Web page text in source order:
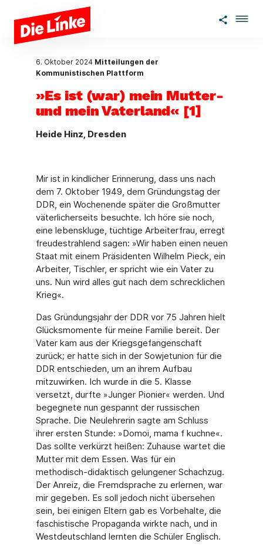
Zum Hauptinhalt springen
6. Oktober 2024 Mitteilungen der
Kommunistischen Plattform
»Es ist (war) mein Mutter-
und mein Vaterland« [1]
Heide Hinz, Dresden
Mir ist in kindlicher Erinnerung, dass uns nach
dem 7. Oktober 1949, dem Gründungs­tag der
DDR, ein Wochenende später die Großmutter
väterlicherseits besuchte. Ich höre sie noch,
eine lebenskluge, tüchtige Arbeiterfrau, erregt
freudestrahlend sagen: »Wir haben einen neuen
Staat mit einem Präsidenten Wilhelm Pieck, ein
Arbeiter, Tisch­ler, er spricht wie ein Vater zu
uns. Nun wird alles gut nach dem schrecklichen
Krieg«.
Das Gründungsjahr der DDR vor 75 Jahren hielt
Glücksmomente für meine Familie bereit. Der
Vater kam aus der Kriegsgefangenschaft
zurück; er hatte sich in der Sowjet­union für die
DDR entschieden, um an ihrem Aufbau
mitzuwirken. Ich wurde in die 5. Klasse
versetzt, durfte »Junger Pionier« werden. Und
begegnete nun gespannt der russi­schen
Sprache. Die Neulehrerin sagte am Schluss
ihrer ersten Stunde: »Domoi, mama f kuchne«.
Das sollte verkürzt heißen: Zuhause wartet die
Mutter mit dem Essen. Was für ein
methodisch-didaktisch gelungener Schachzug.
Der Anreiz, die Fremdsprache zu erlernen, war
mir gegeben. Es soll jedoch nicht übersehen
sein, bei einigen Eltern gab es Vorbehalte, die
faschistische Propaganda wirkte nach, und in
Westdeutschland lern­ten die Schüler Englisch.